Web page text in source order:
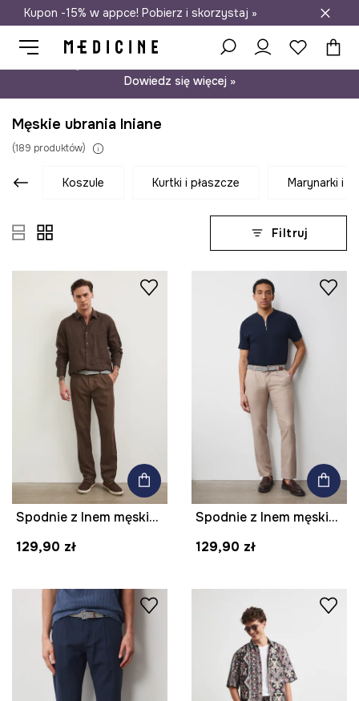
Darmowa dostawa do salonów
Kupon -15% w appce! Pobierz i skorzystaj »
Dowiedz się więcej »
Męskie ubrania lniane
(189 produktów)
koszule kurtki i płaszcze marynarki i
Filtruj
Spodnie z lnem męskie z paskiem melanżowe kolor brązowy
129,90 zł
Spodnie z lnem męskie z paskiem melanżowe kolor beżowy
129,90 zł